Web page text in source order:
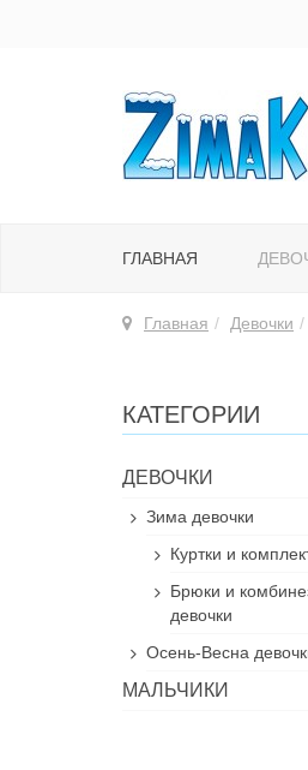
ГЛАВНАЯ
Главная Девочки
КАТЕГОРИИ
ДЕВОЧКИ
Зима девочки
Куртки и
Брюки и
девочки
Осень-Весна
МАЛЬЧИКИ